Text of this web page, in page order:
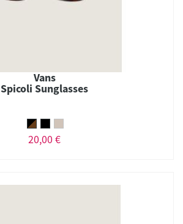
Vans
Spicoli Sunglasses
20,00 €